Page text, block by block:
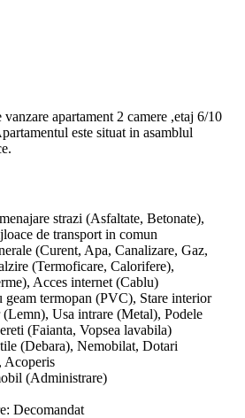
apartament 2 camere ,etaj 6/10
este situat in asamblul
strazi (Asfaltate, Betonate),
de transport in comun
(Curent, Apa, Canalizare, Gaz,
(Termoficare, Calorifere),
Acces internet (Cablu)
geam termopan (PVC), Stare interior
Usa intrare (Metal), Podele
(Faianta, Vopsea lavabila)
(Debara), Nemobilat, Dotari
(Administrare)
Decomandat